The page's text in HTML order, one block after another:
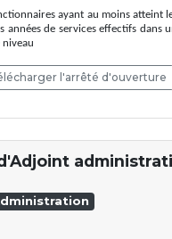
ayant au moins atteint
de services effectifs dans
l'arrêté d'ouverture